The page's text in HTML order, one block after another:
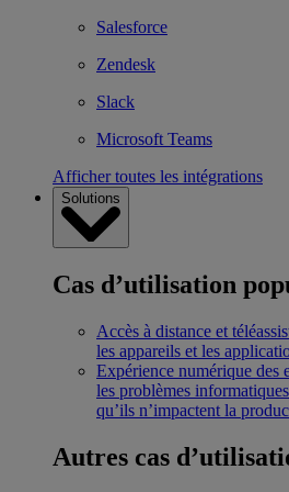
Salesforce
Zendesk
Slack
Microsoft Teams
Afficher toutes les intégrations
Solutions
Cas d’utilisation
Accès à distance et
les appareils et les
Expérience numérique des
les problèmes
qu’ils n’impactent la
Autres cas